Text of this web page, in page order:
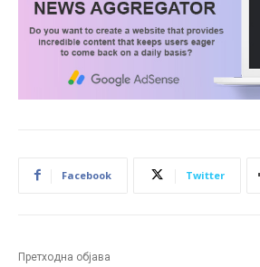
Facebook Twitter
Претходна објава